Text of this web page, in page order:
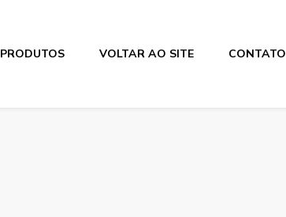
PRODUTOS VOLTAR AO SITE CONTATO